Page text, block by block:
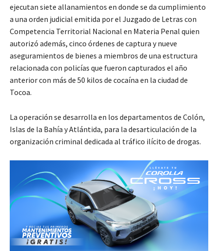
ejecutan siete allanamientos en donde se da cumplimiento
a una orden judicial emitida por el Juzgado de Letras con
Competencia Territorial Nacional en Materia Penal quien
autorizó además, cinco órdenes de captura y nueve
aseguramientos de bienes a miembros de una estructura
relacionada con policías que fueron capturados el año
anterior con más de 50 kilos de cocaína en la ciudad de
Tocoa.
La operación se desarrolla en los departamentos de Colón,
Islas de la Bahía y Atlántida, para la desarticulación de la
organización criminal dedicada al tráfico ilícito de drogas.